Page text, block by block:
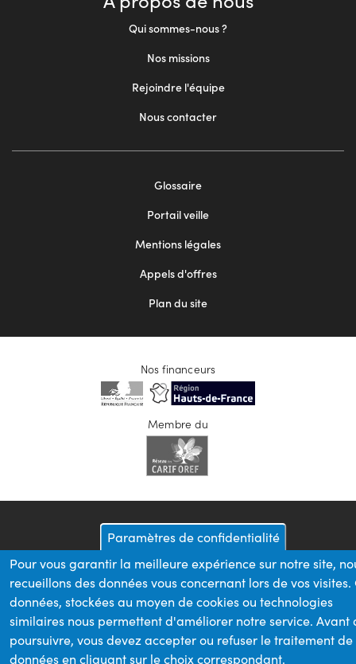
Qui sommes-nous ?
Nos missions
Rejoindre l'équipe
Nous contacter
Glossaire
Portail veille
Mentions légales
Appels d'offres
Plan du site
Nos financeurs
Membre du
Paramètres de confidentialité
Pour vous garantir la meilleure expérience sur notre site,
recueillons des données vous concernant lors de vos visites.
données, stockées au moyen de cookies ou technologies
similaires nous permettent d'améliorer notre service. Avant
poursuivre, vous devez accepter ou refuser le traitement de
données en cliquant sur le choix correspondant.